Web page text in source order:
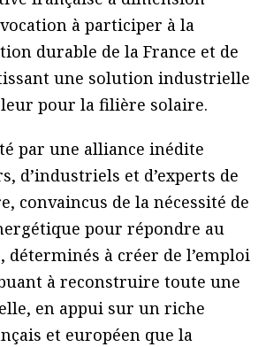
à participer à la
durable de la France et de
une solution industrielle
pour la filière solaire.
par une alliance inédite
d’industriels et d’experts de
convaincus de la nécessité de
pour répondre au
déterminés à créer de l’emploi
à reconstruire toute une
en appui sur un riche
et européen que la